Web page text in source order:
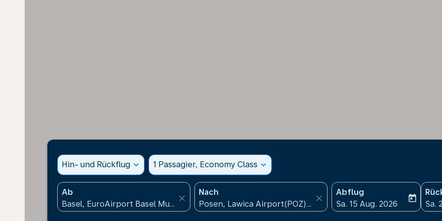
Hin- und Rückflug expand_more 1 Passagier, Economy Class expand_more
Ab
close
Nach
close
Abflug
fc-booking-departure-
Sa. 15 Aug. 2026
today
fc-
Sa.